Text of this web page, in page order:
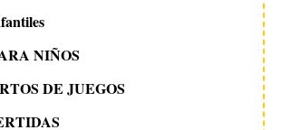
NIÑOS
DE JUEGOS